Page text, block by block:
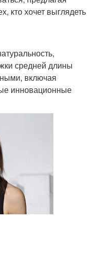
кто хочет выглядеть
средней длины
включая
инновационные